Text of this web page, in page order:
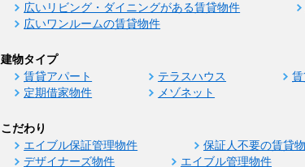
広いリビング・ダイニングがある賃貸物件
広いワンルームの賃貸物件
建物タイプ
賃貸アパート テラスハウス
定期借家物件
メゾネット
こだわり
エイブル保証管理物件 保証人不要の賃貸
デザイナーズ物件
エイブル管理物件